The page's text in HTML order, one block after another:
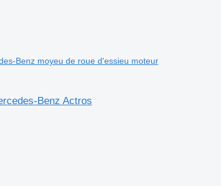
Benz moyeu de roue d'essieu moteur
Benz Actros